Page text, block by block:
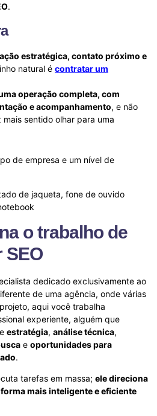
.
estratégica, contato próximo e
natural é contratar um
operação completa, com
e acompanhamento, e não
sentido olhar para uma
de empresa e um nível de
o trabalho de
SEO
dedicado exclusivamente ao
de uma agência, onde várias
aqui você trabalha
experiente, alguém que
estratégia, análise técnica,
e oportunidades para
.
tarefas em massa; ele direciona
mais inteligente e eficiente